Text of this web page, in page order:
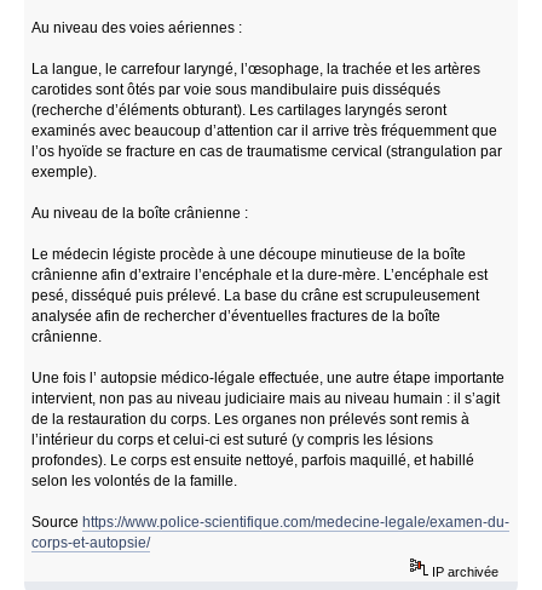
Au niveau des voies aériennes :
La langue, le carrefour laryngé, l’œsophage, la trachée et les artères
carotides sont ôtés par voie sous mandibulaire puis disséqués
(recherche d’éléments obturant). Les cartilages laryngés seront
examinés avec beaucoup d’attention car il arrive très fréquemment que
l’os hyoïde se fracture en cas de traumatisme cervical (strangulation par
exemple).
Au niveau de la boîte crânienne :
Le médecin légiste procède à une découpe minutieuse de la boîte
crânienne afin d’extraire l’encéphale et la dure-mère. L’encéphale est
pesé, disséqué puis prélevé. La base du crâne est scrupuleusement
analysée afin de rechercher d’éventuelles fractures de la boîte
crânienne.
Une fois l’ autopsie médico-légale effectuée, une autre étape importante
intervient, non pas au niveau judiciaire mais au niveau humain : il s’agit
de la restauration du corps. Les organes non prélevés sont remis à
l’intérieur du corps et celui-ci est suturé (y compris les lésions
profondes). Le corps est ensuite nettoyé, parfois maquillé, et habillé
selon les volontés de la famille.
Sourcehttps://www.police-scientifique.com/medecine-legale/examen-du-
corps-et-autopsie/
IP archivée